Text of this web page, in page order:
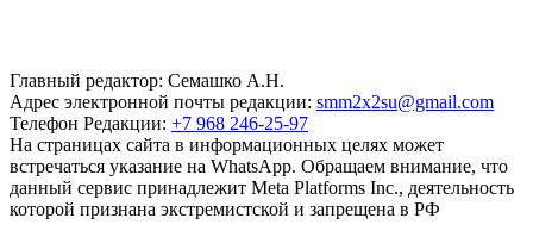
Главный редактор: Семашко А.Н.
Адрес электронной почты редакции: smm2x2su@gmail.com
Телефон Редакции: +7 968 246-25-97
На страницах сайта в информационных целях может
встречаться указание на WhatsApp. Обращаем внимание, что
данный сервис принадлежит Meta Platforms Inc., деятельность
которой признана экстремистской и запрещена в РФ